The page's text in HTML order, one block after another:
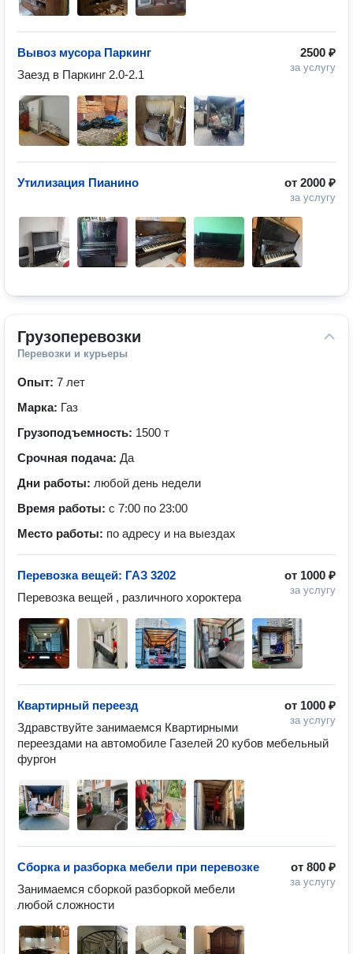
2500 ₽
за услугу
Вывоз мусора Паркинг
Заезд в Паркинг 2.0-2.1
от 2000 ₽
за услугу
Утилизация Пианино
Грузоперевозки
Перевозки и курьеры
Опыт: 7 лет
Марка: Газ
Грузоподъемность: 1500 т
Срочная подача: Да
Дни работы: любой день недели
Время работы: с 7:00 по 23:00
Место работы: по адресу и на выездах
от 1000 ₽
за услугу
Перевозка вещей: ГАЗ 3202
Перевозка вещей , различного хороктера
от 1000 ₽
за услугу
Квартирный переезд
Здравствуйте занимаемся Квартирными
переездами на автомобиле Газелей 20 кубов мебельный
фургон
от 800 ₽
за услугу
Сборка и разборка мебели при перевозке
Занимаемся сборкой разборкой мебели
любой сложности